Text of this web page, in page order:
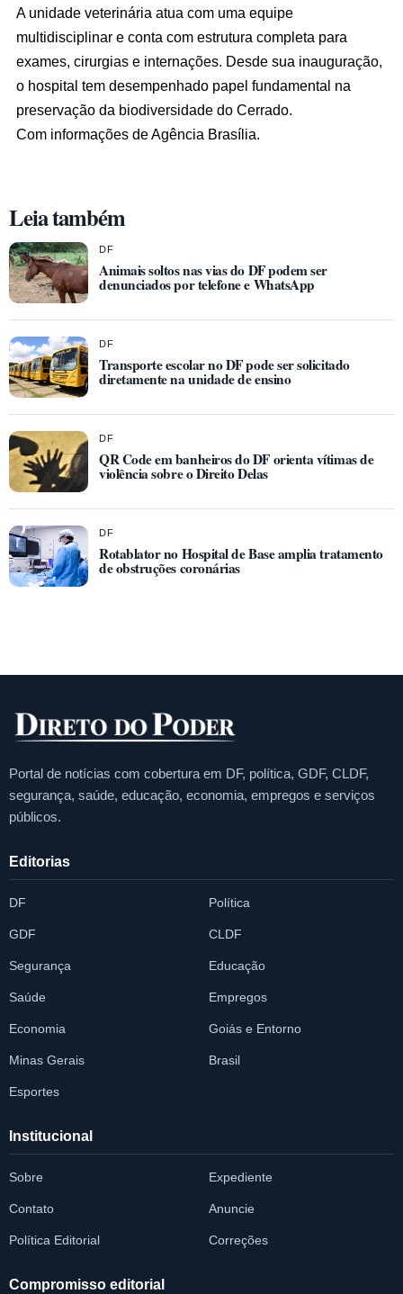
A unidade veterinária atua com uma equipe
multidisciplinar e conta com estrutura completa para
exames, cirurgias e internações. Desde sua inauguração,
o hospital tem desempenhado papel fundamental na
preservação da biodiversidade do Cerrado.
Com informações de Agência Brasília.
Leia também
DF
Animais soltos nas vias do DF podem ser
denunciados por telefone e WhatsApp
DF
Transporte escolar no DF pode ser solicitado
diretamente na unidade de ensino
DF
QR Code em banheiros do DF orienta vítimas de
violência sobre o Direito Delas
DF
Rotablator no Hospital de Base amplia tratamento
de obstruções coronárias
Portal de notícias com cobertura em DF, política, GDF, CLDF,
segurança, saúde, educação, economia, empregos e serviços
públicos.
Editorias
DF Política
GDF CLDF
Segurança Educação
Saúde Empregos
Economia Goiás e Entorno
Minas Gerais Brasil
Esportes
Institucional
Sobre Expediente
Contato Anuncie
Política Editorial Correções
Compromisso editorial